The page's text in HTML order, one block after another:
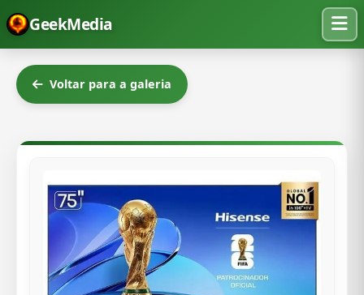
GeekMedia
Voltar para a galeria